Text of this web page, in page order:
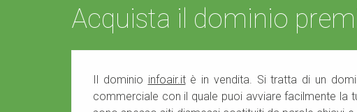
Acquista il dominio
Il dominio infoair.itè in vendita. Si tratta di un
commerciale con il quale puoi avviare facilmente la